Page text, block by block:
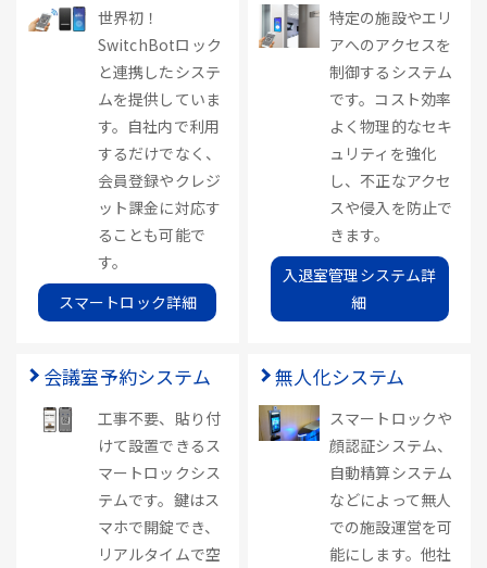
世界初！
SwitchBotロック
と連携したシステ
ムを提供していま
す。自社内で利用
するだけでなく、
会員登録やクレジ
ット課金に対応す
ることも可能で
す。
スマートロック詳細
特定の施設やエリ
アへのアクセスを
制御するシステム
です。コスト効率
よく物理的なセキ
ュリティを強化
し、不正なアクセ
スや侵入を防止で
きます。
入退室管理システム詳
細
会議室予約システム
工事不要、貼り付
けて設置できるス
マートロックシス
テムです。鍵はス
マホで開錠でき、
リアルタイムで空
無人化システム
スマートロックや
顔認証システム、
自動精算システム
などによって無人
での施設運営を可
能にします。他社